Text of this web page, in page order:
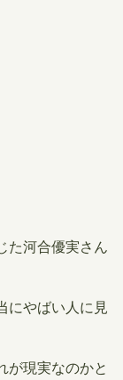
た河合優実さん
にやばい人に見
が現実なのかと